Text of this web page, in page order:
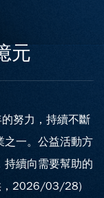
元
努力，持續不斷
之一。公益活動方
持續向需要幫助的
，2026/03/28)